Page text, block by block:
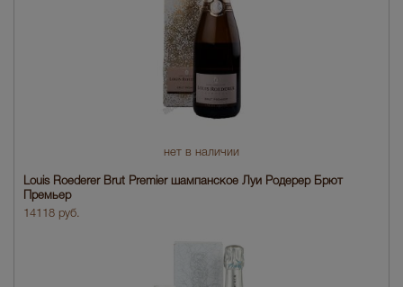
нет в наличии
Louis Roederer Brut Premier шампанское Луи Родерер Брют
Премьер
14118 руб.